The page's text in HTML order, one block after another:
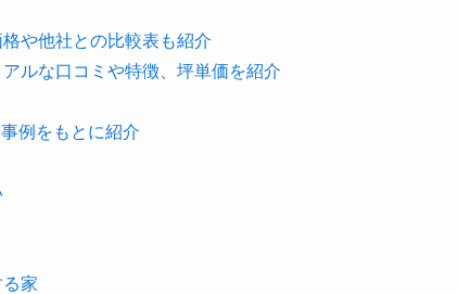
や他社との比較表も紹介
ルな口コミや特徴、坪単価を紹介
例をもとに紹介
家